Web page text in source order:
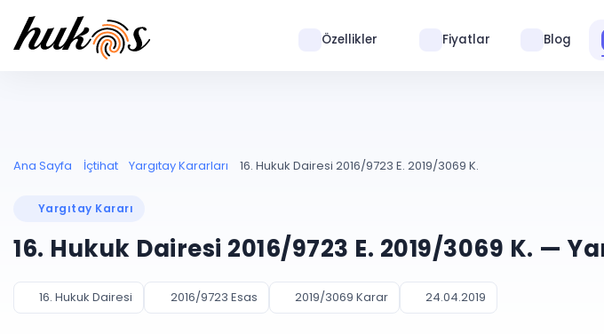
Özellikler Fiyatlar Blog
Ana Sayfa İçtihat Yargıtay Kararları 16. Hukuk Dairesi 2016/9723 E. 2019/3069 K.
Yargıtay Kararı
16. Hukuk Dairesi 2016/9723 E. 2019/3069 K. —
16. Hukuk Dairesi 2016/9723 Esas 2019/3069 Karar 24.04.2019